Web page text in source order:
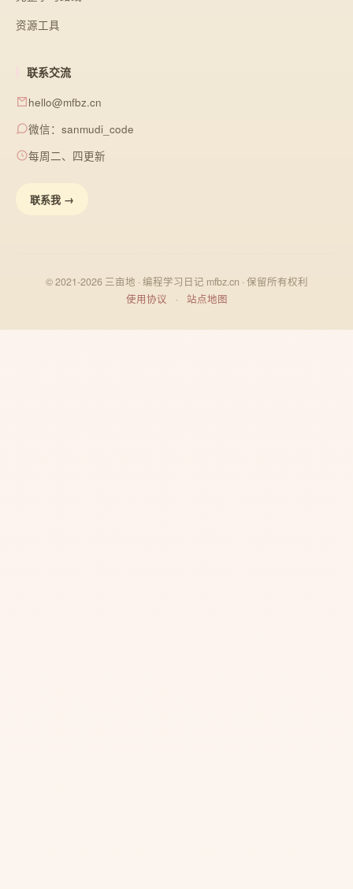
资源工具
联系交流
hello@mfbz.cn
微信：sanmudi_code
每周二、四更新
联系我 →
© 2021-2026 三亩地 · 编程学习日记 mfbz.cn · 保留所有权利
使用协议
· 站点地图